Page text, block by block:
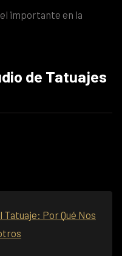
importante en la
de Tatuajes
Tatuaje: Por Qué Nos